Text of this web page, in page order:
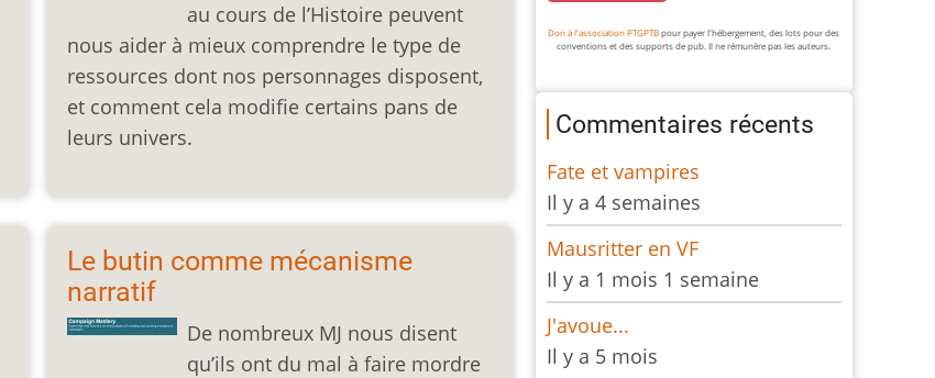
au cours de l’Histoire peuvent
nous aider à mieux comprendre le type de
ressources dont nos personnages disposent,
et comment cela modifie certains pans de
leurs univers.
Le butin comme mécanisme
narratif
De nombreux MJ nous disent
qu’ils ont du mal à faire mordre
Don à l'association PTGPTBpour payer l'hébergement, des lots pour des
conventions et des supports de pub. Il ne rémunère pas les auteurs.
Commentaires récents
Fate et vampires
Il y a 4 semaines
Mausritter en VF
Il y a 1 mois 1 semaine
J'avoue...
Il y a 5 mois